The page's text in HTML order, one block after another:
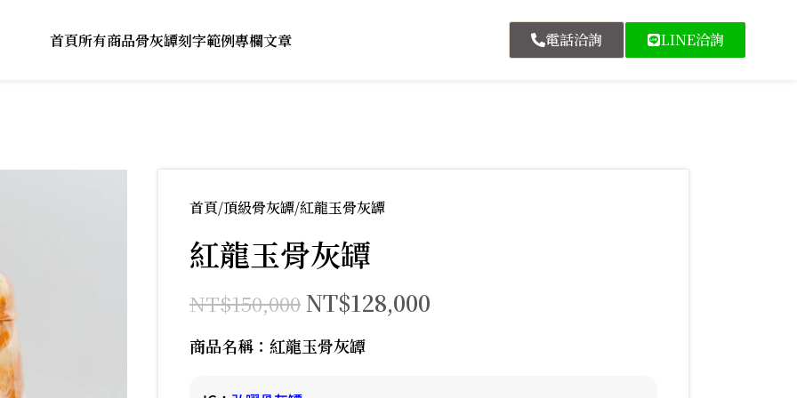
首頁所有商品骨灰罈刻字範例專欄文章 電話洽詢 LINE洽詢
首頁 頂級骨灰罈 紅龍玉骨灰罈
紅龍玉骨灰罈
NT$150,000NT$128,000
商品名稱：紅龍玉骨灰罈